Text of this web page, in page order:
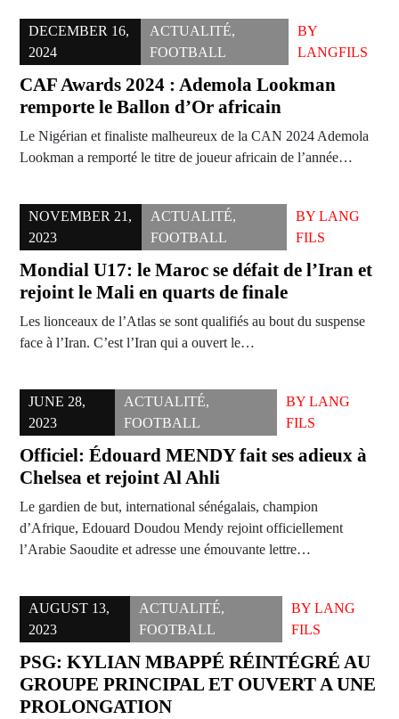
DECEMBER 16,
2024
ACTUALITÉ,
FOOTBALL
BY
LANGFILS
CAF Awards 2024 : Ademola Lookman
remporte le Ballon d’Or africain
Le Nigérian et finaliste malheureux de la CAN 2024 Ademola
Lookman a remporté le titre de joueur africain de l’année…
NOVEMBER 21,
2023
ACTUALITÉ,
FOOTBALL
BYLANG
FILS
Mondial U17: le Maroc se défait de l’Iran et
rejoint le Mali en quarts de finale
Les lionceaux de l’Atlas se sont qualifiés au bout du suspense
face à l’Iran. C’est l’Iran qui a ouvert le…
JUNE 28,
2023
ACTUALITÉ,
FOOTBALL
BYLANG
FILS
Officiel: Édouard MENDY fait ses adieux à
Chelsea et rejoint Al Ahli
Le gardien de but, international sénégalais, champion
d’Afrique, Edouard Doudou Mendy rejoint officiellement
l’Arabie Saoudite et adresse une émouvante lettre…
AUGUST 13,
2023
ACTUALITÉ,
FOOTBALL
BYLANG
FILS
PSG: KYLIAN MBAPPÉ RÉINTÉGRÉ AU
GROUPE PRINCIPAL ET OUVERT A UNE
PROLONGATION